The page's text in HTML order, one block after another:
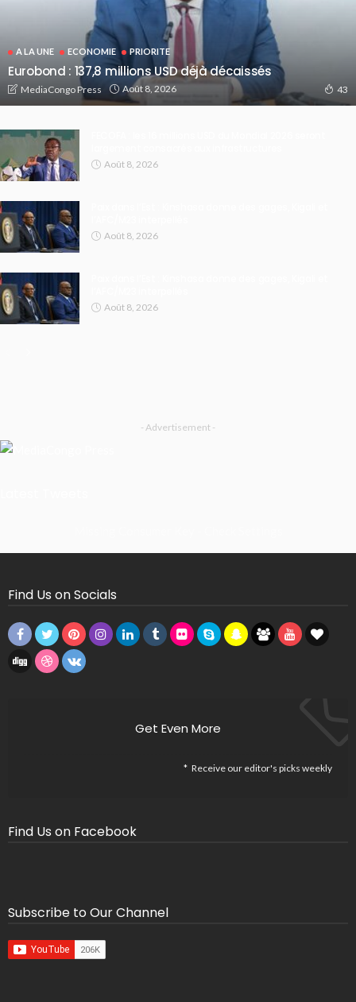
A LA UNE ECONOMIE PRIORITE
Eurobond : 137,8 millions USD déjà décaissés
MediaCongo Press Août 8, 2026 43
Août 8, 2026
Août 8, 2026
Août 8, 2026
- Advertisement -
Find Us on Socials
Get Even More
Receive our editor's picks weekly
Find Us on Facebook
Subscribe to Our Channel